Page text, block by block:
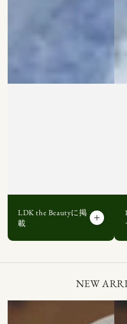
LDK the Beautyに掲
載
NEW